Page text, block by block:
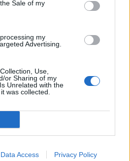
Sale of my
my
Advertising.
Use,
or Sharing of my
Unrelated with the
was collected.
Data Access Privacy Policy
y territorios clave según